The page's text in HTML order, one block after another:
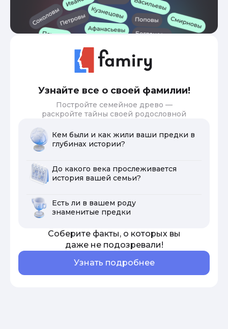
Узнайте все о своей фамилии!
Постройте семейное древо —
раскройте тайны своей родословной
Кем были и как жили ваши предки в
глубинах истории?
До какого века прослеживается
история вашей семьи?
Есть ли в вашем роду
знаменитые предки
Соберите факты, о которых вы
даже не подозревали!
Узнать подробнее